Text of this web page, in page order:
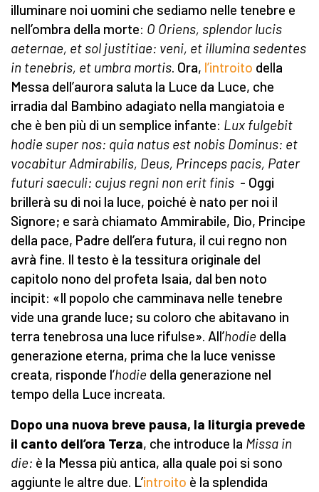
illuminare noi uomini che sediamo nelle tenebre e
nell’ombra della morte: O Oriens, splendor lucis
aeternae, et sol justitiae: veni, et illumina sedentes
in tenebris, et umbra mortis. Ora, l’introito della
Messa dell’aurora saluta la Luce da Luce, che
irradia dal Bambino adagiato nella mangiatoia e
che è ben più di un semplice infante: Lux fulgebit
hodie super nos: quia natus est nobis Dominus: et
vocabitur Admirabilis, Deus, Princeps pacis, Pater
futuri saeculi: cujus regni non erit finis - Oggi
brillerà su di noi la luce, poiché è nato per noi il
Signore; e sarà chiamato Ammirabile, Dio, Principe
della pace, Padre dell’era futura, il cui regno non
avrà fine. Il testo è la tessitura originale del
capitolo nono del profeta Isaia, dal ben noto
incipit: «Il popolo che camminava nelle tenebre
vide una grande luce; su coloro che abitavano in
terra tenebrosa una luce rifulse». All’hodie della
generazione eterna, prima che la luce venisse
creata, risponde l’hodie della generazione nel
tempo della Luce increata.
Dopo una nuova breve pausa, la liturgia prevede
il canto dell’ora Terza, che introduce la Missa in
die: è la Messa più antica, alla quale poi si sono
aggiunte le altre due. L’introito è la splendida